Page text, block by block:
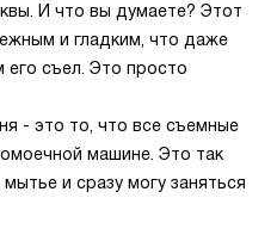
И что вы думаете? Этот
и гладким, что даже
съел. Это просто
- это то, что все съемные
машине. Это так
и сразу могу заняться